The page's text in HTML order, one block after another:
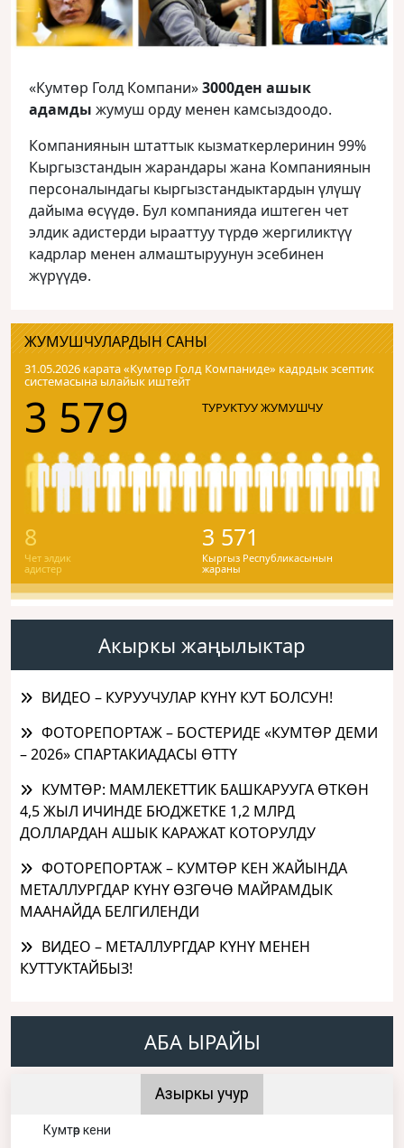
«Кумтөр Голд Компани»3000ден ашык
адамды жумуш орду менен камсыздоодо.
Компаниянын штаттык кызматкерлеринин 99%
Кыргызстандын жарандары жана Компаниянын
персоналындагы кыргызстандыктардын үлүшү
дайыма өсүүдө. Бул компанияда иштеген чет
элдик адистерди ырааттуу түрдө жергиликтүү
кадрлар менен алмаштыруунун эсебинен
жүрүүдө.
ЖУМУШЧУЛАРДЫН САНЫ
31.05.2026 карата «Кумтɵр Голд Компаниде» кадрдык эсептик
системасына ылайык иштейт
3 579 ТУРУКТУУ ЖУМУШЧУ
8
Чет элдик
адистер
3 571
Кыргыз Республикасынын
жараны
Акыркы жаңылыктар
ВИДЕО – КУРУУЧУЛАР КҮНҮ КУТ БОЛСУН!
ФОТОРЕПОРТАЖ – БОСТЕРИДЕ «КУМТӨР ДЕМИ
– 2026» СПАРТАКИАДАСЫ ӨТТҮ
КУМТӨР: МАМЛЕКЕТТИК БАШКАРУУГА ӨТКӨН
4,5 ЖЫЛ ИЧИНДЕ БЮДЖЕТКЕ 1,2 МЛРД
ДОЛЛАРДАН АШЫК КАРАЖАТ КОТОРУЛДУ
ФОТОРЕПОРТАЖ – КУМТӨР КЕН ЖАЙЫНДА
МЕТАЛЛУРГДАР КҮНҮ ӨЗГӨЧӨ МАЙРАМДЫК
МААНАЙДА БЕЛГИЛЕНДИ
ВИДЕО – МЕТАЛЛУРГДАР КҮНҮ МЕНЕН
КУТТУКТАЙБЫЗ!
АБА ЫРАЙЫ
Азыркы учур
Кумтөр кени